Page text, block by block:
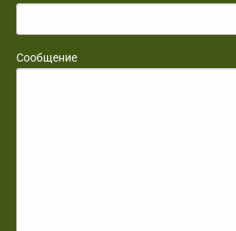
Сообщение